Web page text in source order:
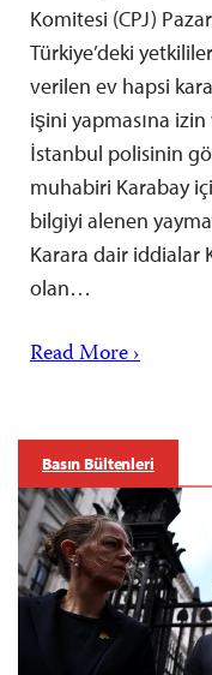
Komitesi (CPJ)
Türkiye’deki
verilen ev hapsi
işini yapmasına
İstanbul polisinin
muhabiri Karabay
bilgiyi alenen
Karara dair iddialar
olan…
Read More ›
Basın Bültenleri